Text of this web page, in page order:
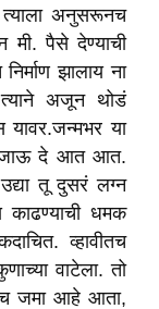
अनुसरूनच
मी. पैसे देण्याची
झालाय ना
अजून थोडं
या
जाऊ दे आत आत.
तू दुसरं लग्न
धमक
व्हावीतच
वाटेला. तो
जमा आहे आता,